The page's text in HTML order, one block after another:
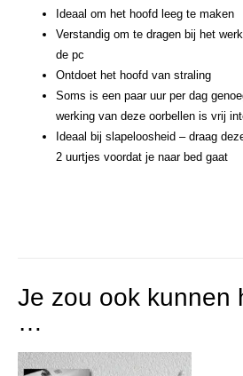
Ideaal om het hoofd leeg te maken
Verstandig om te dragen bij het
de pc
Ontdoet het hoofd van straling
Soms is een paar uur per dag
werking van deze oorbellen is vrij
Ideaal bij slapeloosheid – draag
2 uurtjes voordat je naar bed gaat
Je zou ook kunnen
…